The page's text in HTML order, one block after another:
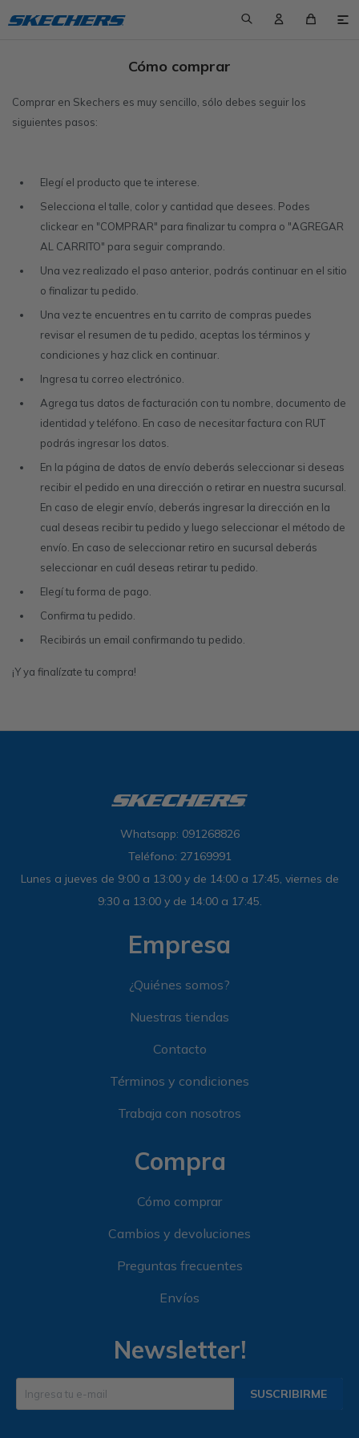

Cómo comprar
Comprar en Skechers es muy sencillo, sólo debes seguir los
siguientes pasos:
Elegí el producto que te interese.
Selecciona el talle, color y cantidad que desees. Podes
clickear en "COMPRAR" para finalizar tu compra o "AGREGAR
AL CARRITO" para seguir comprando.
Una vez realizado el paso anterior, podrás continuar en el sitio
o finalizar tu pedido.
Una vez te encuentres en tu carrito de compras puedes
revisar el resumen de tu pedido, aceptas los términos y
condiciones y haz click en continuar.
Ingresa tu correo electrónico.
Agrega tus datos de facturación con tu nombre, documento de
identidad y teléfono. En caso de necesitar factura con RUT
podrás ingresar los datos.
En la página de datos de envío deberás seleccionar si deseas
recibir el pedido en una dirección o retirar en nuestra sucursal.
En caso de elegir envío, deberás ingresar la dirección en la
cual deseas recibir tu pedido y luego seleccionar el método de
envío. En caso de seleccionar retiro en sucursal deberás
seleccionar en cuál deseas retirar tu pedido.
Elegí tu forma de pago.
Confirma tu pedido.
Recibirás un email confirmando tu pedido.
¡Y ya finalízate tu compra!
Whatsapp: 091268826
Teléfono: 27169991
Lunes a jueves de 9:00 a 13:00 y de 14:00 a 17:45, viernes de
9:30 a 13:00 y de 14:00 a 17:45.
Empresa
¿Quiénes somos?
Nuestras tiendas
Contacto
Términos y condiciones
Trabaja con nosotros
Compra
Cómo comprar
Cambios y devoluciones
Preguntas frecuentes
Envíos
Newsletter!
SUSCRIBIRME
Ver todo
Calzado
Calzado casual
Calzado plano
Championes
Mule
Ojotas
Sandalias
Slip-ins
Slip-On
Air-Cooled Goga Mat
Air-Cooled Memory Foam
Arch Fit
Glide-Step
Goga Mat
Luxe Foam
Memory Foam
Yoga Foam
Air-Cooled
Colecciones
BOBS
Cali
D´lites
GO RUN
GO WALK
UNOs
Work & Safety
Ver todo
Calzado
Calzado casual
Calzado plano
Championes
Ojotas
Sandalias
Slip-ins
Air-Cooled Goga Mat
Air-Cooled Memory Foam
Air-Cooled Performance
Arch Fit
Glide-Step
Goga Mat
Luxe Foam
Memory Foam
Air-Cooled
Colecciones
BOBS
GO RUN
GO WALK
UNOs
Work & Safety
Ver todo
Calzado
Calzado plano
Championes
Sandalias
Slip-ins
GO RUN
UNOs
Calzado a $1500
Calzado a $2500
Nuestras tiendas
Términos y condiciones
Trabaja con nosotros
Cambios y devoluciones
Envíos